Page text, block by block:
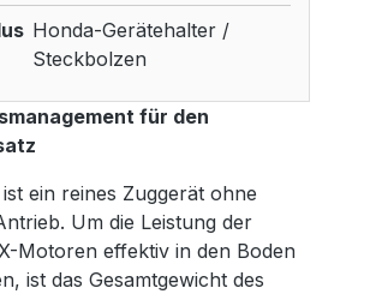
Honda-Gerätehalter /
Steckbolzen
für den
ein reines Zuggerät ohne
Um die Leistung der
Motoren effektiv in den Boden
ist das Gesamtgewicht des